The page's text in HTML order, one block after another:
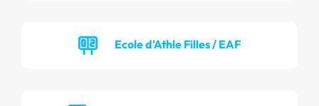
Ecole d'Athle Filles / EAF